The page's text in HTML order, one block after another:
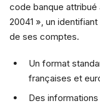
code banque attribué
20041 », un
de ses comptes.
Un format
françaises et
Des